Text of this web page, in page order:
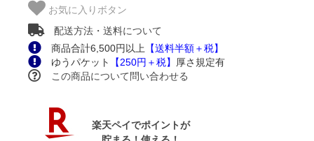
お気に入りボタン
配送方法・送料について
商品合計6,500円以上
【送料半額＋税】
ゆうパケット
【250円＋税】
厚さ規定有
この商品について問い合わせる